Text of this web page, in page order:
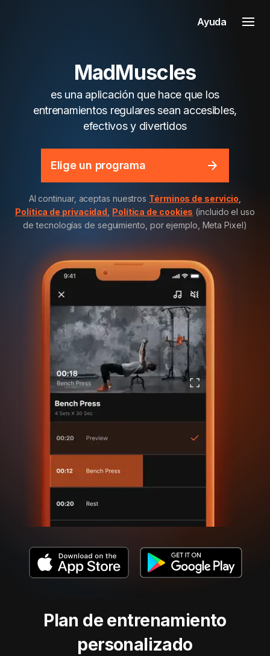
Ayuda
MadMuscles
es una aplicación que hace que los
entrenamientos regulares sean accesibles,
efectivos y divertidos
Elige un programa
Al continuar, aceptas nuestros Términos de servicio
Política de privacidad Política de cookies (incluido el uso
de tecnologías de seguimiento, por ejemplo, Meta Pixel)
Plan de entrenamiento
personalizado